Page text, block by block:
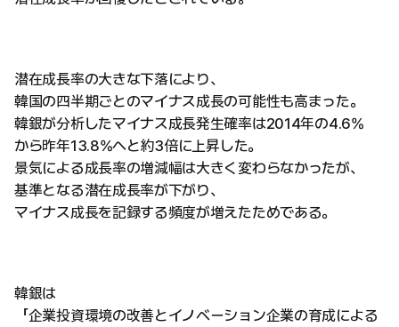
潜在成長率の大きな下落により、
韓国の四半期ごとのマイナス成長の可能性も高まった。
韓銀が分析したマイナス成長発生確率は2014年の4.6%
から昨年13.8%へと約3倍に上昇した。
景気による成長率の増減幅は大きく変わらなかったが、
基準となる潜在成長率が下がり、
マイナス成長を記録する頻度が増えたためである。
韓銀は
「企業投資環境の改善とイノベーション企業の育成による